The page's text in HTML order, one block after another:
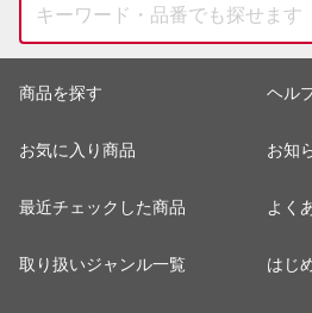
商品を探す
お気に入り商品
最近チェックした商品
取り扱いジャンル一覧
ヘル
お知
よく
はじ